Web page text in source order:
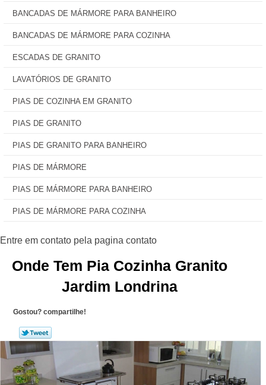
BANCADAS DE MÁRMORE PARA BANHEIRO
BANCADAS DE MÁRMORE PARA COZINHA
ESCADAS DE GRANITO
LAVATÓRIOS DE GRANITO
PIAS DE COZINHA EM GRANITO
PIAS DE GRANITO
PIAS DE GRANITO PARA BANHEIRO
PIAS DE MÁRMORE
PIAS DE MÁRMORE PARA BANHEIRO
PIAS DE MÁRMORE PARA COZINHA
Onde Tem Pia Cozinha Granito
Jardim Londrina
Gostou? compartilhe!